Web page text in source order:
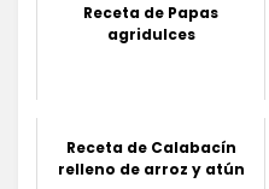
Receta de Papas
agridulces
Receta de Calabacín
relleno de arroz y atún